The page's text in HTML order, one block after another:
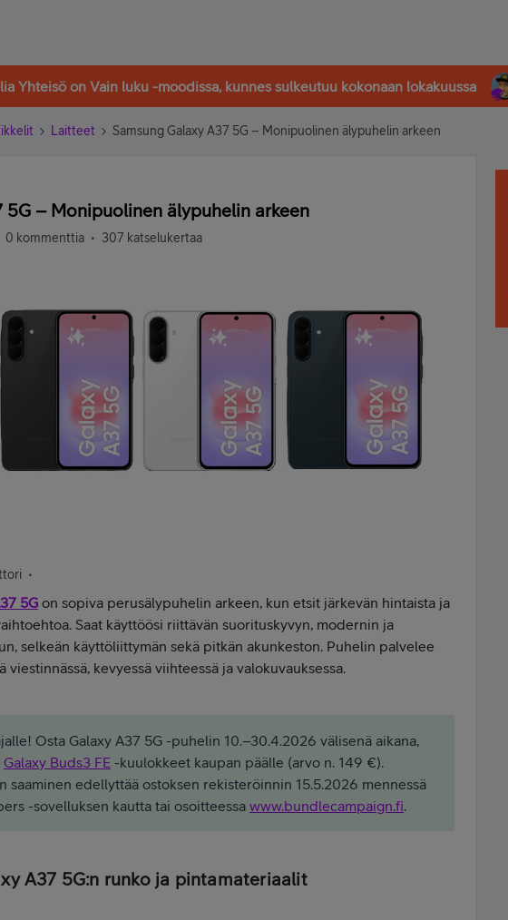
Yhteisö on Vain luku -moodissa, kunnes sulkeutuu kokonaan lokakuussa
Laitteet Samsung Galaxy A37 5G – Monipuolinen älypuhelin arkeen
5G – Monipuolinen älypuhelin arkeen
0 kommenttia 307 katselukertaa
5G on sopiva perusälypuhelin arkeen, kun etsit järkevän hintaista ja
Saat käyttöösi riittävän suorituskyvyn, modernin ja
selkeän käyttöliittymän sekä pitkän akunkeston. Puhelin palvelee
viestinnässä, kevyessä viihteessä ja valokuvauksessa.
Osta Galaxy A37 5G -puhelin 10.–30.4.2026 välisenä aikana,
Galaxy Buds3 FE -kuulokkeet kaupan päälle (arvo n. 149 €).
saaminen edellyttää ostoksen rekisteröinnin 15.5.2026 mennessä
-sovelluksen kautta tai osoitteessa www.bundlecampaign.fi.
A37 5G:n runko ja pintamateriaalit